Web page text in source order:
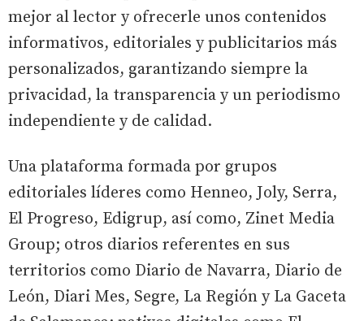
mejor al lector y ofrecerle unos contenidos
informativos, editoriales y publicitarios más
personalizados, garantizando siempre la
privacidad, la transparencia y un periodismo
independiente y de calidad.
Una plataforma formada por grupos
editoriales líderes como Henneo, Joly, Serra,
El Progreso, Edigrup, así como, Zinet Media
Group; otros diarios referentes en sus
territorios como Diario de Navarra, Diario de
León, Diari Mes, Segre, La Región y La Gaceta